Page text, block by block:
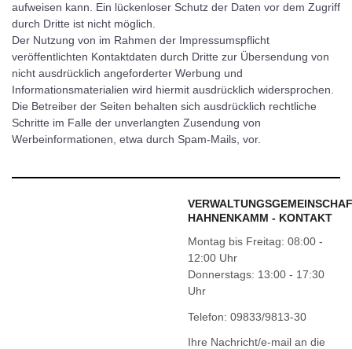
aufweisen kann. Ein lückenloser Schutz der Daten vor dem Zugriff
durch Dritte ist nicht möglich.
Der Nutzung von im Rahmen der Impressumspflicht
veröffentlichten Kontaktdaten durch Dritte zur Übersendung von
nicht ausdrücklich angeforderter Werbung und
Informationsmaterialien wird hiermit ausdrücklich widersprochen.
Die Betreiber der Seiten behalten sich ausdrücklich rechtliche
Schritte im Falle der unverlangten Zusendung von
Werbeinformationen, etwa durch Spam-Mails, vor.
HAHNENKAMM - KONTAKT
Montag bis Freitag: 08:00 -
12:00 Uhr
Donnerstags: 13:00 - 17:30
Uhr
Telefon: 09833/9813-30
Ihre Nachricht/e-mail an die